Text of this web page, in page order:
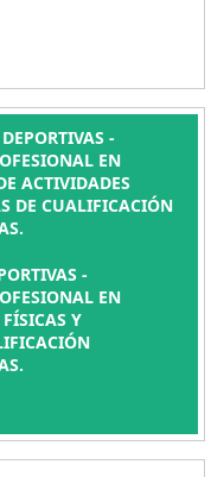
-
EN
ACTIVIDADES
DE CUALIFICACIÓN
-
EN
Y